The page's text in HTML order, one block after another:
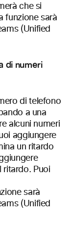
che si
funzione sarà
(Unified
di numeri
di telefono
a una
alcuni numeri
aggiungere
un ritardo
ritardo. Puoi
sarà
(Unified